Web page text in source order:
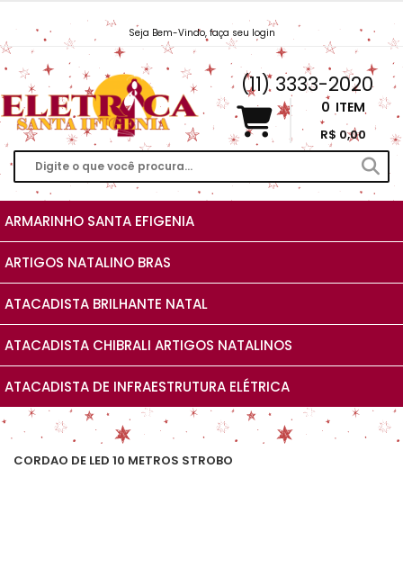
Seja Bem-Vindo, faça seu login
Vendas@EletricaSantaIfigenia.com.br
(11) 3333-2020
0 ITEM
R$ 0,00
ARMARINHO SANTA EFIGENIA
ARTIGOS NATALINO BRAS
ATACADISTA BRILHANTE NATAL
ATACADISTA CHIBRALI ARTIGOS NATALINOS
ATACADISTA DE INFRAESTRUTURA ELÉTRICA
CORDAO DE LED 10 METROS STROBO